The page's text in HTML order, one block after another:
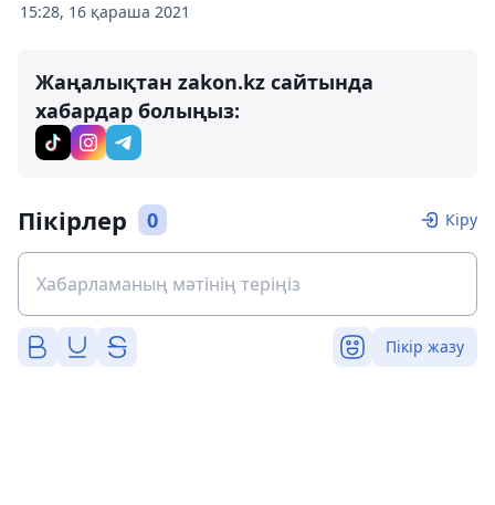
15:28, 16 қараша 2021
Жаңалықтан zakon.kz сайтында
хабардар болыңыз:
Пікірлер 0 Кіру
Пікір жазу